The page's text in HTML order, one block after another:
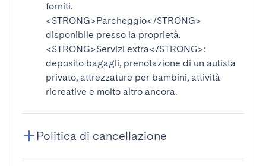
forniti.
<STRONG>Parcheggio</STRONG>
disponibile presso la proprietà.
<STRONG>Servizi extra</STRONG>:
deposito bagagli, prenotazione di un autista
privato, attrezzature per bambini, attività
ricreative e molto altro ancora.
Politica di cancellazione